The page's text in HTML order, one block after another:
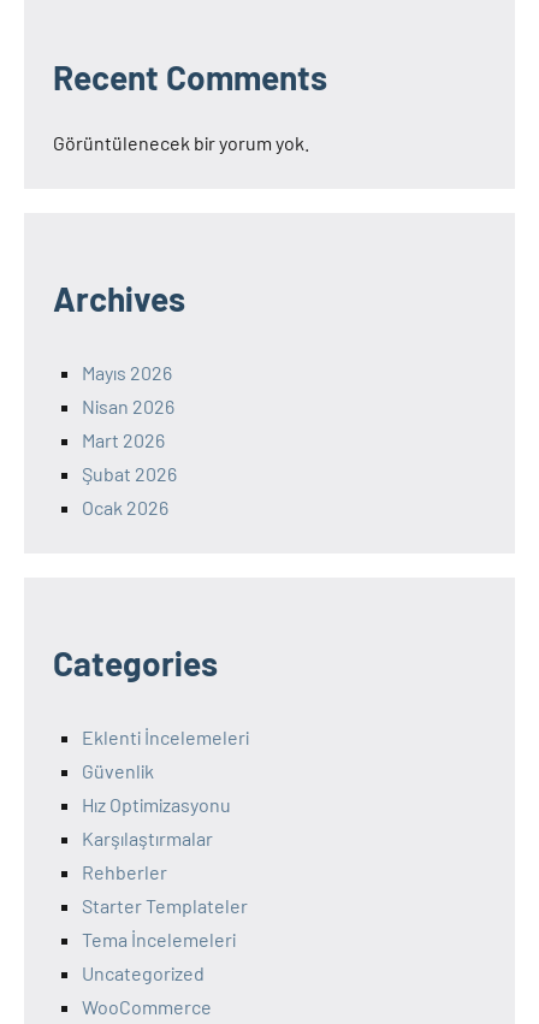
Recent Comments
Görüntülenecek bir yorum yok.
Archives
Mayıs 2026
Nisan 2026
Mart 2026
Şubat 2026
Ocak 2026
Categories
Eklenti İncelemeleri
Güvenlik
Hız Optimizasyonu
Karşılaştırmalar
Rehberler
Starter Templateler
Tema İncelemeleri
Uncategorized
WooCommerce